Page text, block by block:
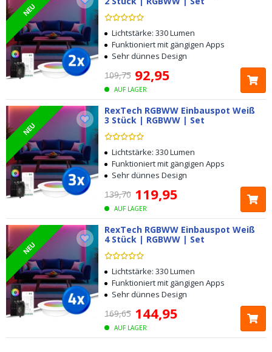
NEU
AUF LAGER
109,75 92,95
Lichtstärke: 330 Lumen
Funktioniert mit gängigen Apps
Sehr dünnes Design
NEU
RexTech RGBWW Einbauspot Weiß
3 Stück | RGBWW | Set
AUF LAGER
139,70 119,95
Lichtstärke: 330 Lumen
Funktioniert mit gängigen Apps
Sehr dünnes Design
NEU
RexTech RGBWW Einbauspot Weiß
4 Stück | RGBWW | Set
AUF LAGER
169,65 144,95
Lichtstärke: 330 Lumen
Funktioniert mit gängigen Apps
Sehr dünnes Design